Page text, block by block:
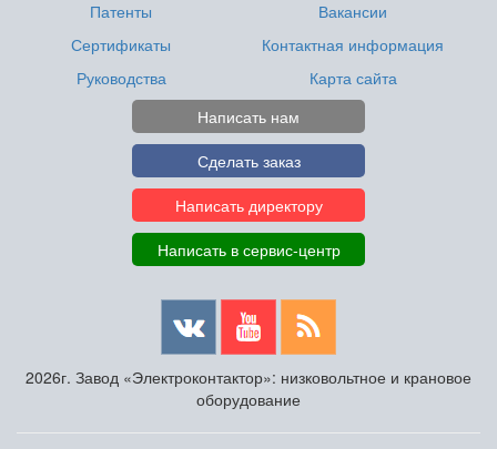
Патенты
Сертификаты
Руководства
Вакансии
Контактная информация
Карта сайта
Написать нам
Сделать заказ
Написать директору
Написать в сервис-центр
2026г. Завод «Электроконтактор»: низковольтное и крановое
оборудование